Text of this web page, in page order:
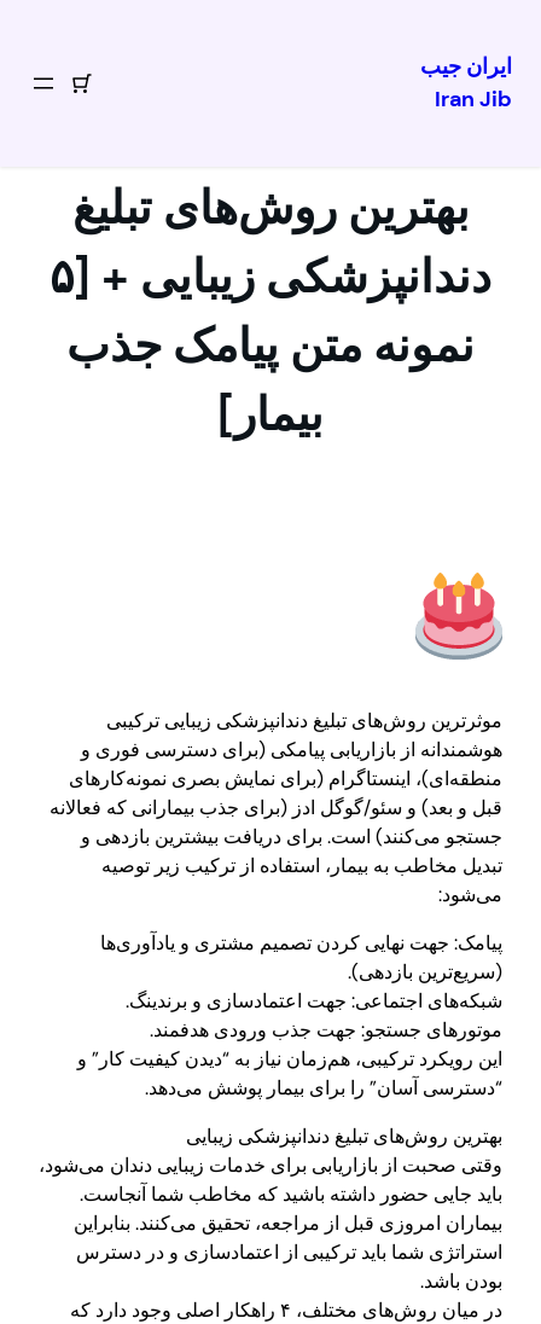
رفتن
ایران جیب
Iran Jib
بهترین روش‌های تبلیغ
دندانپزشکی زیبایی + [۵
نمونه متن پیامک جذب
بیمار]
موثرترین روش‌های تبلیغ دندانپزشکی زیبایی ترکیبی
هوشمندانه از بازاریابی پیامکی (برای دسترسی فوری و
منطقه‌ای)، اینستاگرام (برای نمایش بصری نمونه‌کارهای
قبل و بعد) و سئو/گوگل ادز (برای جذب بیمارانی که فعالانه
جستجو می‌کنند) است. برای دریافت بیشترین بازدهی و
تبدیل مخاطب به بیمار، استفاده از ترکیب زیر توصیه
می‌شود:
پیامک: جهت نهایی کردن تصمیم مشتری و یادآوری‌ها
(سریع‌ترین بازدهی).
شبکه‌های اجتماعی: جهت اعتمادسازی و برندینگ.
موتورهای جستجو: جهت جذب ورودی هدفمند.
این رویکرد ترکیبی، هم‌زمان نیاز به “دیدن کیفیت کار” و
“دسترسی آسان” را برای بیمار پوشش می‌دهد.
بهترین روش‌های تبلیغ دندانپزشکی زیبایی
وقتی صحبت از بازاریابی برای خدمات زیبایی دندان می‌شود،
باید جایی حضور داشته باشید که مخاطب شما آنجاست.
بیماران امروزی قبل از مراجعه، تحقیق می‌کنند. بنابراین
استراتژی شما باید ترکیبی از اعتمادسازی و در دسترس
بودن باشد.
در میان روش‌های مختلف، ۴ راهکار اصلی وجود دارد که